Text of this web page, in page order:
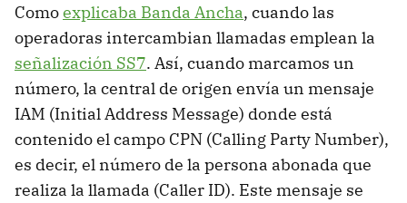
Comoexplicaba Banda Ancha, cuando las
operadoras intercambian llamadas emplean la
señalización SS7. Así, cuando marcamos un
número, la central de origen envía un mensaje
IAM (Initial Address Message) donde está
contenido el campo CPN (Calling Party Number),
es decir, el número de la persona abonada que
realiza la llamada (Caller ID). Este mensaje se